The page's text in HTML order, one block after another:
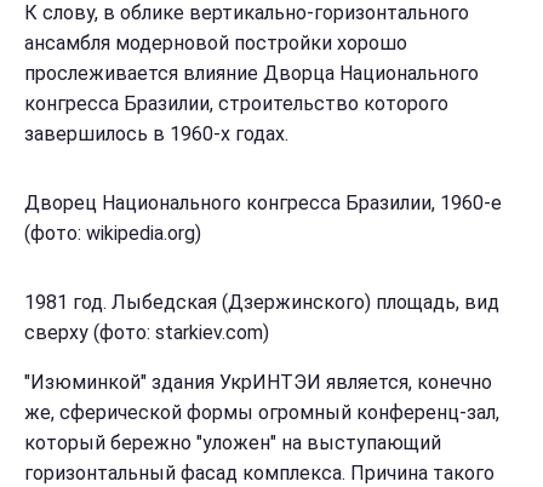
К слову, в облике вертикально-горизонтального
ансамбля модерновой постройки хорошо
прослеживается влияние Дворца Национального
конгресса Бразилии, строительство которого
завершилось в 1960-х годах.
Дворец Национального конгресса Бразилии, 1960-е
(фото: wikipedia.org)
1981 год. Лыбедская (Дзержинского) площадь, вид
сверху (фото: starkiev.com)
"Изюминкой" здания УкрИНТЭИ является, конечно
же, сферической формы огромный конференц-зал,
который бережно "уложен" на выступающий
горизонтальный фасад комплекса. Причина такого